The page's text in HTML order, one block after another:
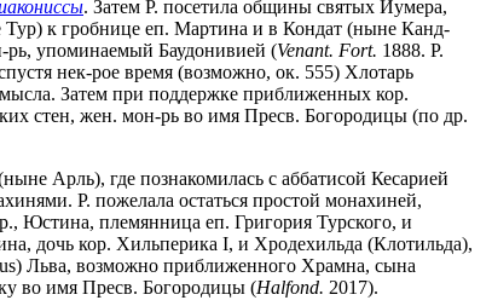
. Затем Р. посетила общины святых Иумера,
к гробнице еп. Мартина и в Кондат (ныне Канд-
рь, упоминаемый Баудонивией (Venant. Fort. 1888. Р.
нек-рое время (возможно, ок. 555) Хлотарь
Затем при поддержке приближенных кор.
стен, жен. мон-рь во имя Пресв. Богородицы (по др.
Арль), где познакомилась с аббатисой Кесарией
Р. пожелала остаться простой монахиней,
Юстина, племянница еп. Григория Турского, и
дочь кор. Хильперика I, и Хродехильда (Клотильда),
Льва, возможно приближенного Храмна, сына
во имя Пресв. Богородицы (Halfond. 2017).